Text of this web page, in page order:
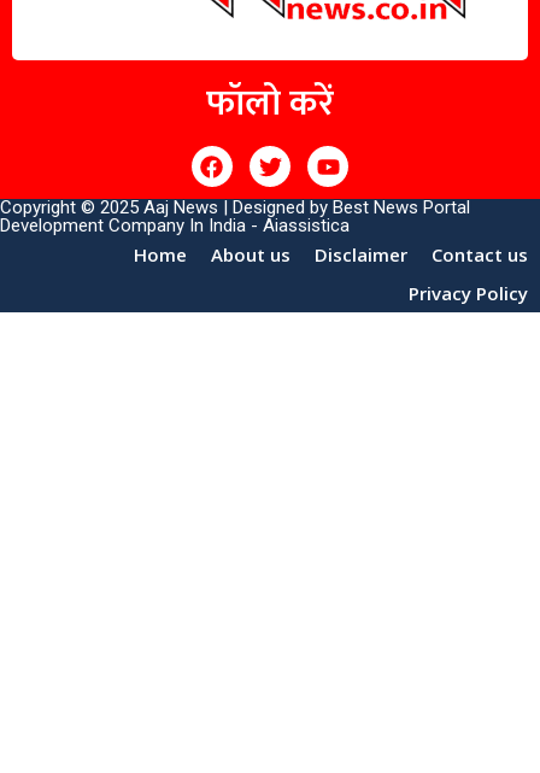
फॉलो करें
Copyright © 2025 Aaj News | Designed by Best News Portal
Development Company In India - Aiassistica
Home About us Disclaimer
Contact us
Privacy Policy